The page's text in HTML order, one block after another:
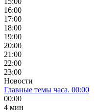
16:00
17:00
18:00
19:00
20:00
21:00
22:00
23:00
Новости
Главные темы часа. 00:00
00:00
4 мин